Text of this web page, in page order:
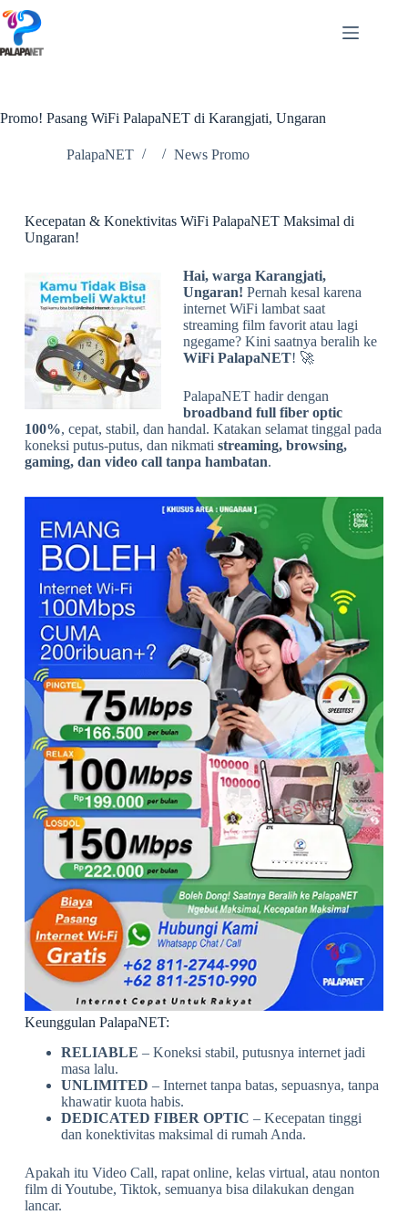
Promo! Pasang WiFi PalapaNET di Karangjati, Ungaran
PalapaNET News Promo
Kecepatan & Konektivitas WiFi PalapaNET Maksimal di
Ungaran!
Hai, warga Karangjati,
Ungaran! Pernah kesal karena
internet WiFi lambat saat
streaming film favorit atau lagi
ngegame? Kini saatnya beralih ke
WiFi PalapaNET! 🚀
PalapaNET hadir dengan
broadband full fiber optic
100%, cepat, stabil, dan handal. Katakan selamat tinggal pada
koneksi putus-putus, dan nikmati streaming, browsing,
gaming, dan video call tanpa hambatan.
Keunggulan PalapaNET:
RELIABLE – Koneksi stabil, putusnya internet jadi
masa lalu.
UNLIMITED – Internet tanpa batas, sepuasnya, tanpa
khawatir kuota habis.
DEDICATED FIBER OPTIC – Kecepatan tinggi
dan konektivitas maksimal di rumah Anda.
Apakah itu Video Call, rapat online, kelas virtual, atau nonton
film di Youtube, Tiktok, semuanya bisa dilakukan dengan
lancar.